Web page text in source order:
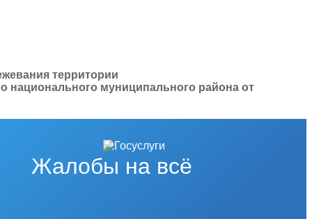
территории
национального муниципального района от
Жалобы на всё